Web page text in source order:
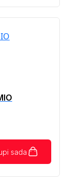
sada